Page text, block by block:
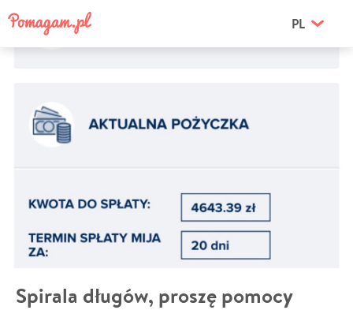
PL
Spirala długów, proszę pomocy